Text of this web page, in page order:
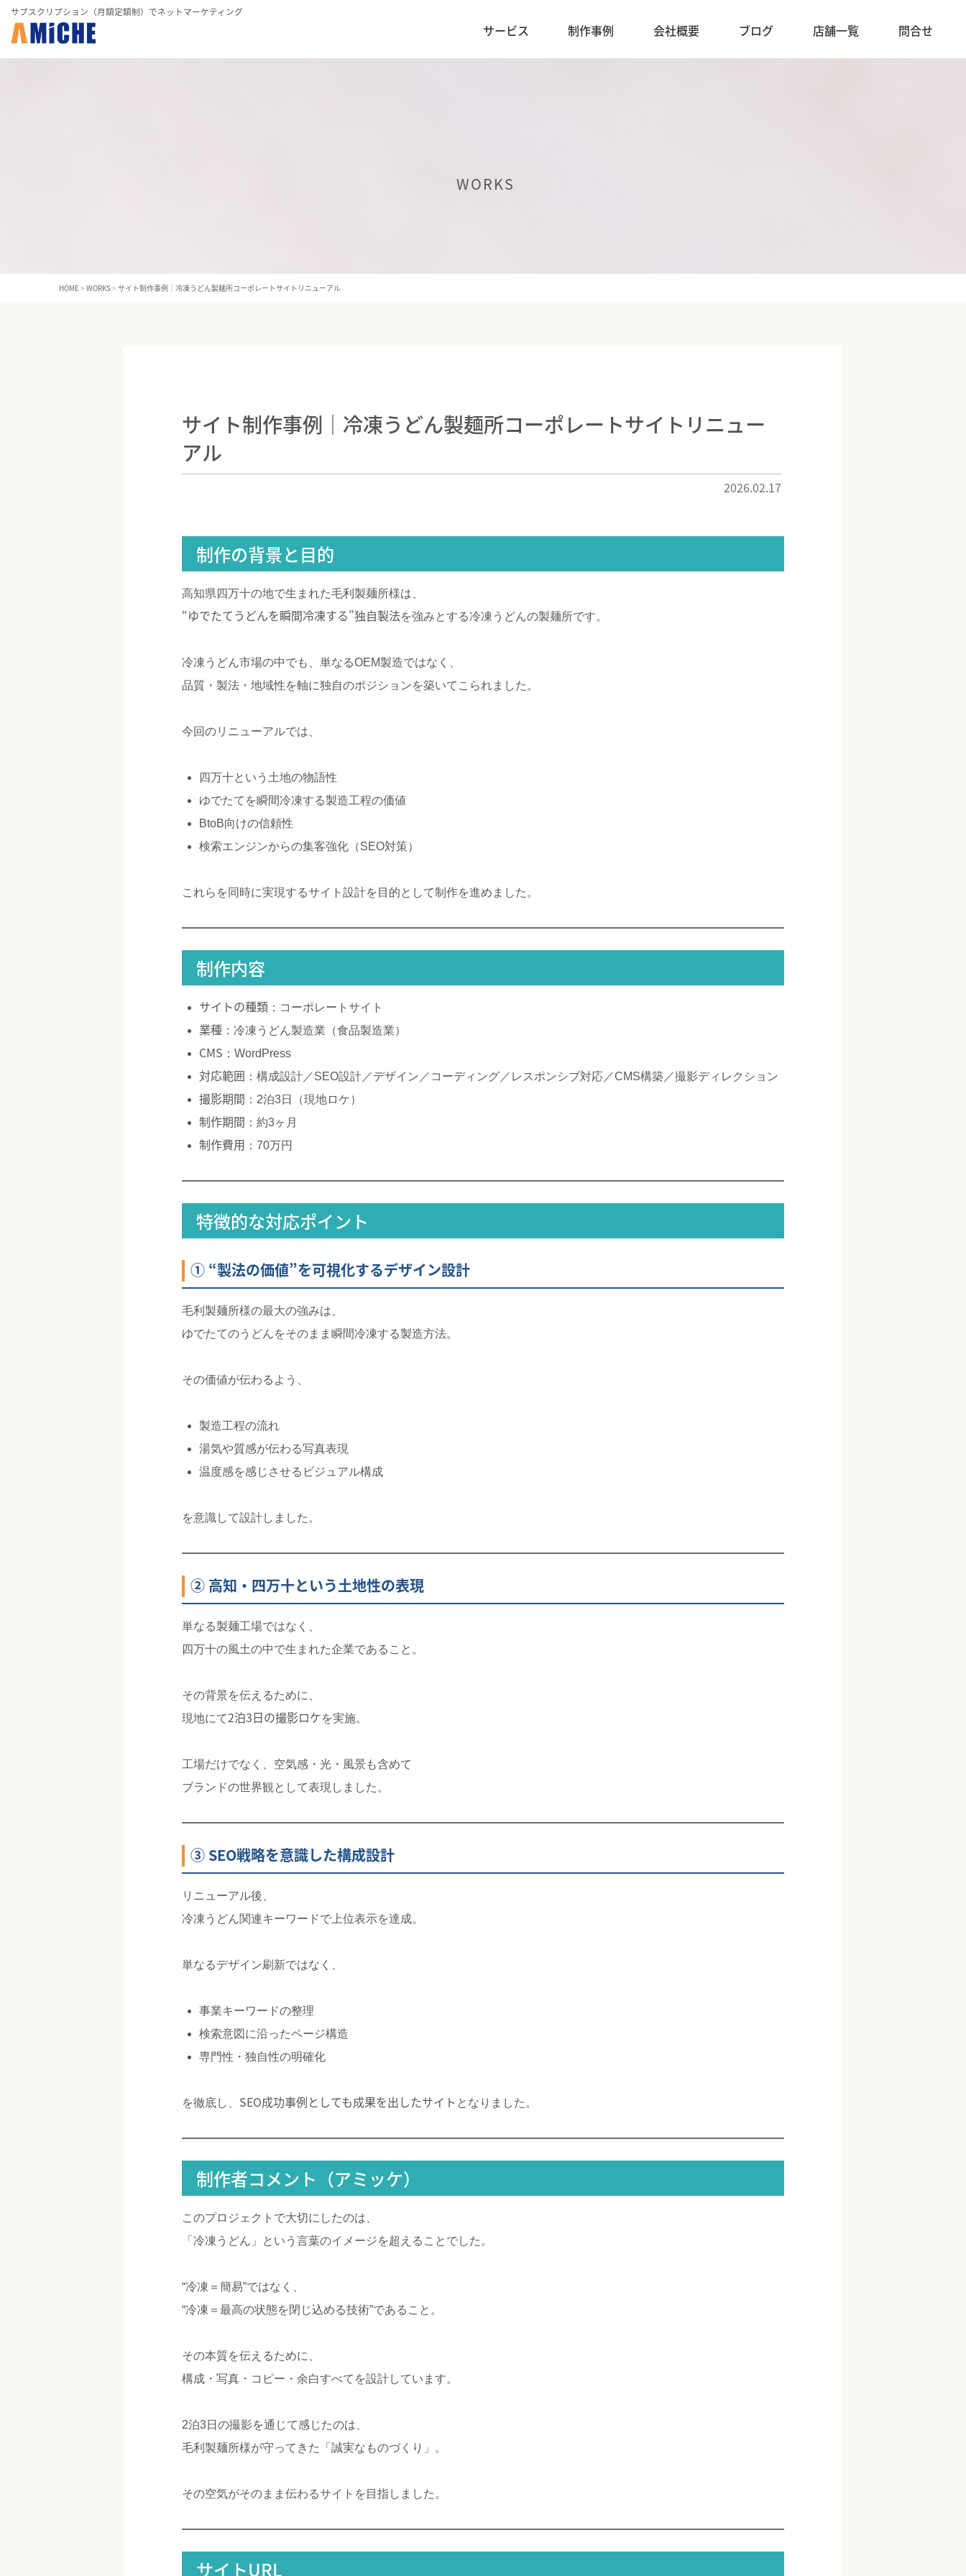
サブスクリプション（月額定額制）でネットマーケティング
サービス 制作事例 会社概要 ブログ 店舗一覧 問合せ
WORKS
HOME>WORKS>サイト制作事例｜冷凍うどん製麺所コーポレートサイトリニューアル
サイト制作事例｜冷凍うどん製麺所コーポレートサイトリニュー
アル
2026.02.17
制作の背景と目的
高知県四万十の地で生まれた毛利製麺所様は、
“ゆでたてうどんを瞬間冷凍する”独自製法を強みとする冷凍うどんの製麺所です。
冷凍うどん市場の中でも、単なるOEM製造ではなく、
品質・製法・地域性を軸に独自のポジションを築いてこられました。
今回のリニューアルでは、
四万十という土地の物語性
ゆでたてを瞬間冷凍する製造工程の価値
BtoB向けの信頼性
検索エンジンからの集客強化（SEO対策）
これらを同時に実現するサイト設計を目的として制作を進めました。
制作内容
サイトの種類 ：コーポレートサイト
業種 ：冷凍うどん製造業（食品製造業）
CMS ：WordPress
対応範囲 ：構成設計／SEO設計／デザイン／コーディング／レスポンシブ対応／CMS構築／撮影ディレクション
撮影期間 ：2泊3日（現地ロケ）
制作期間 ：約3ヶ月
制作費用 ：70万円
特徴的な対応ポイント
① “製法の価値”を可視化するデザイン設計
毛利製麺所様の最大の強みは、
ゆでたてのうどんをそのまま瞬間冷凍する製造方法。
その価値が伝わるよう、
製造工程の流れ
湯気や質感が伝わる写真表現
温度感を感じさせるビジュアル構成
を意識して設計しました。
② 高知・四万十という土地性の表現
単なる製麺工場ではなく、
四万十の風土の中で生まれた企業であること。
その背景を伝えるために、
現地にて2泊3日の撮影ロケを実施。
工場だけでなく、空気感・光・風景も含めて
ブランドの世界観として表現しました。
③ SEO戦略を意識した構成設計
リニューアル後、
冷凍うどん関連キーワードで上位表示を達成。
単なるデザイン刷新ではなく、
事業キーワードの整理
検索意図に沿ったページ構造
専門性・独自性の明確化
を徹底し、 SEO成功事例としても成果を出したサイト となりました。
制作者コメント（アミッケ）
このプロジェクトで大切にしたのは、
「冷凍うどん」という言葉のイメージを超えることでした。
“冷凍＝簡易”ではなく、
“冷凍＝最高の状態を閉じ込める技術”であること。
その本質を伝えるために、
構成・写真・コピー・余白すべてを設計しています。
2泊3日の撮影を通じて感じたのは、
毛利製麺所様が守ってきた「誠実なものづくり」。
その空気がそのまま伝わるサイトを目指しました。
サイトURL